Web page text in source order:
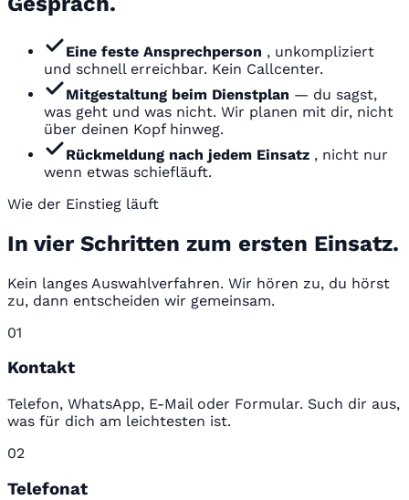
Eine feste Ansprechperson , unkompliziert
und schnell erreichbar. Kein Callcenter.
Mitgestaltung beim Dienstplan — du sagst,
was geht und was nicht. Wir planen mit dir, nicht
über deinen Kopf hinweg.
Rückmeldung nach jedem Einsatz , nicht nur
wenn etwas schiefläuft.
Wie der Einstieg läuft
In vier Schritten zum ersten Einsatz.
Kein langes Auswahlverfahren. Wir hören zu, du hörst
zu, dann entscheiden wir gemeinsam.
01
Kontakt
Telefon, WhatsApp, E-Mail oder Formular. Such dir aus,
was für dich am leichtesten ist.
02
Telefonat